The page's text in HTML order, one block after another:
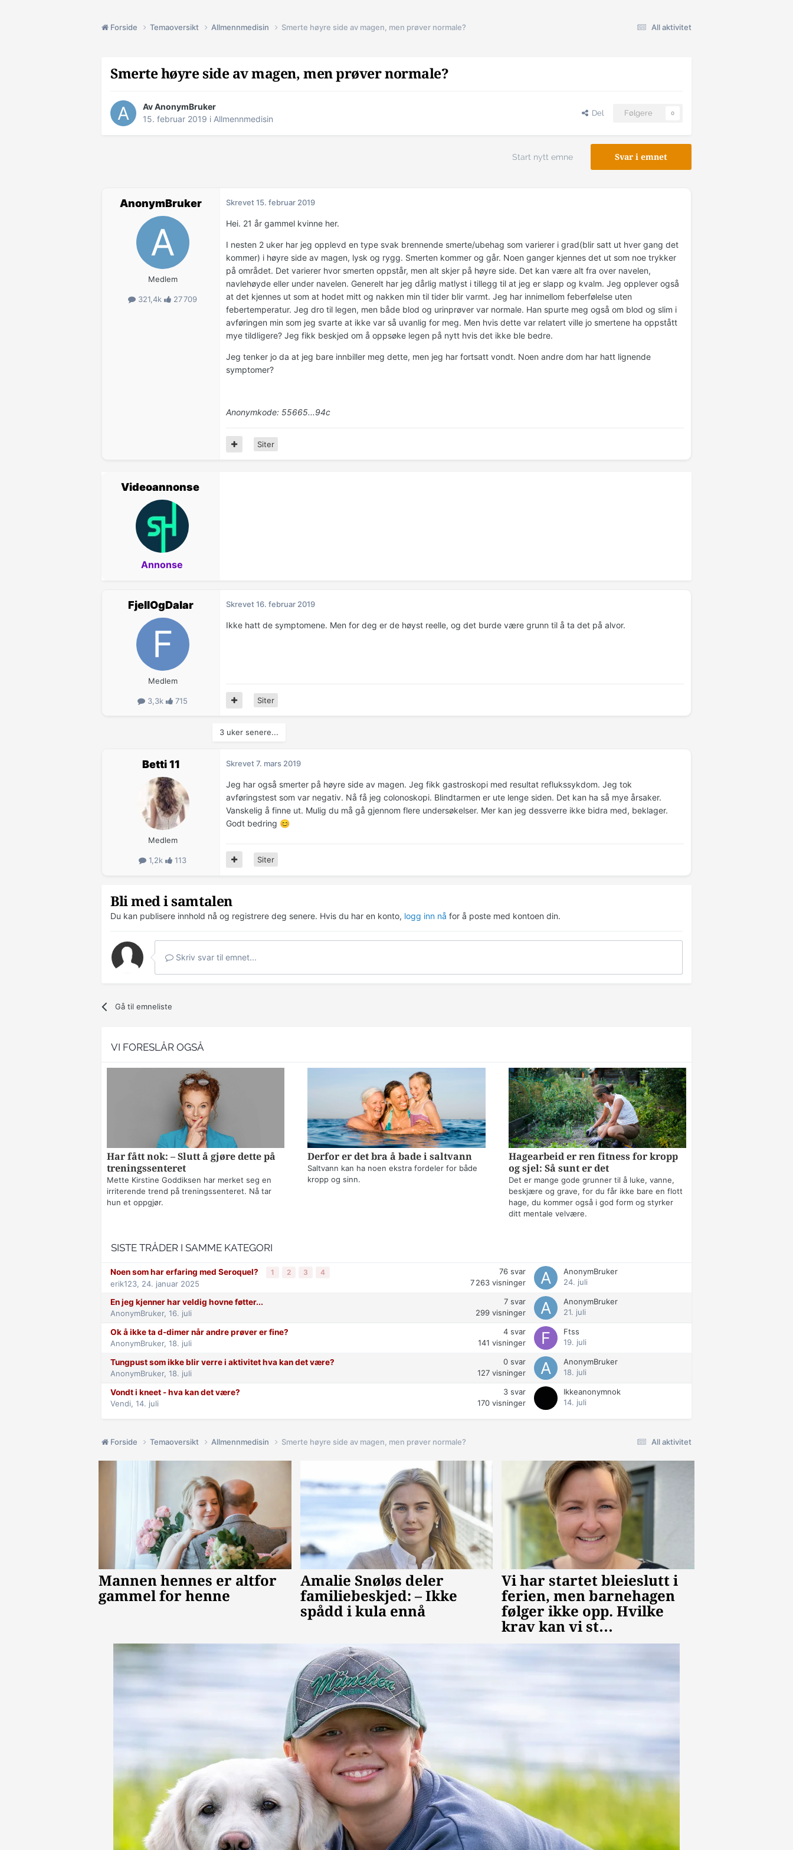
All aktivitet
Forside Temaoversikt Allmennmedisin Smerte høyre side av magen, men prøver normale?
Smerte høyre side av magen, men prøver normale?
Av AnonymBruker
15. februar 2019 i Allmennmedisin
Del Følgere 0
Svar i emnet
Start nytt emne
AnonymBruker
Medlem
321,4k 27 709
Skrevet15. februar 2019
Hei. 21 år gammel kvinne her.
I nesten 2 uker har jeg opplevd en type svak brennende smerte/ubehag som varierer i grad(blir satt ut hver gang det
kommer) i høyre side av magen, lysk og rygg. Smerten kommer og går. Noen ganger kjennes det ut som noe trykker
på området. Det varierer hvor smerten oppstår, men alt skjer på høyre side. Det kan være alt fra over navelen,
navlehøyde eller under navelen. Generelt har jeg dårlig matlyst i tillegg til at jeg er slapp og kvalm. Jeg opplever også
at det kjennes ut som at hodet mitt og nakken min til tider blir varmt. Jeg har innimellom feberfølelse uten
febertemperatur. Jeg dro til legen, men både blod og urinprøver var normale. Han spurte meg også om blod og slim i
avføringen min som jeg svarte at ikke var så uvanlig for meg. Men hvis dette var relatert ville jo smertene ha oppstått
mye tildligere? Jeg fikk beskjed om å oppsøke legen på nytt hvis det ikke ble bedre.
Jeg tenker jo da at jeg bare innbiller meg dette, men jeg har fortsatt vondt. Noen andre dom har hatt lignende
symptomer?
Anonymkode: 55665...94c
Siter
Videoannonse
Annonse
FjellOgDalar
Medlem
3,3k 715
Skrevet16. februar 2019
Ikke hatt de symptomene. Men for deg er de høyst reelle, og det burde være grunn til å ta det på alvor.
Siter
3 uker senere...
Betti 11
Medlem
1,2k 113
Skrevet7. mars 2019
Jeg har også smerter på høyre side av magen. Jeg fikk gastroskopi med resultat reflukssykdom. Jeg tok
avføringstest som var negativ. Nå få jeg colonoskopi. Blindtarmen er ute lenge siden. Det kan ha så mye årsaker.
Vanskelig å finne ut. Mulig du må gå gjennom flere undersøkelser. Mer kan jeg dessverre ikke bidra med, beklager.
Godt bedring 😊
Siter
Bli med i samtalen
Du kan publisere innhold nå og registrere deg senere. Hvis du har en konto, logg inn nå for å poste med kontoen din.
Skriv svar til emnet...
Gå til emneliste
VI FORESLÅR OGSÅ
Har fått nok: – Slutt å gjøre dette på
treningssenteret
Mette Kirstine Goddiksen har merket seg en
irriterende trend på treningssenteret. Nå tar
hun et oppgjør.
Derfor er det bra å bade i saltvann
Saltvann kan ha noen ekstra fordeler for både
kropp og sinn.
Hagearbeid er ren fitness for kropp
og sjel: Så sunt er det
Det er mange gode grunner til å luke, vanne,
beskjære og grave, for du får ikke bare en flott
hage, du kommer også i god form og styrker
ditt mentale velvære.
SISTE TRÅDER I SAMME KATEGORI
Noen som har erfaring med Seroquel? 1 2 3 4
erik123, 24. januar 2025
76 svar
7 263 visninger
AnonymBruker
24. juli
En jeg kjenner har veldig hovne føtter...
AnonymBruker, 16. juli
7 svar
299 visninger
AnonymBruker
21. juli
Ok å ikke ta d-dimer når andre prøver er fine?
AnonymBruker, 18. juli
4 svar
141 visninger
Ftss
19. juli
Tungpust som ikke blir verre i aktivitet hva kan det være?
AnonymBruker, 18. juli
0 svar
127 visninger
AnonymBruker
18. juli
Vondt i kneet - hva kan det være?
Vendi, 14. juli
3 svar
170 visninger
Ikkeanonymnok
14. juli
All aktivitet
Forside Temaoversikt Allmennmedisin Smerte høyre side av magen, men prøver normale?